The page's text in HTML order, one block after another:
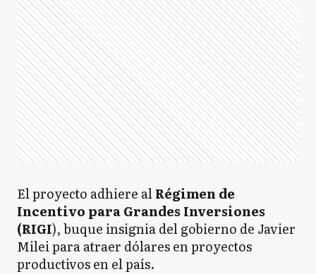
El proyecto adhiere alRégimen de
Incentivo para Grandes Inversiones
(RIGI), buque insignia del gobierno de Javier
Milei para atraer dólares en proyectos
productivos en el país.